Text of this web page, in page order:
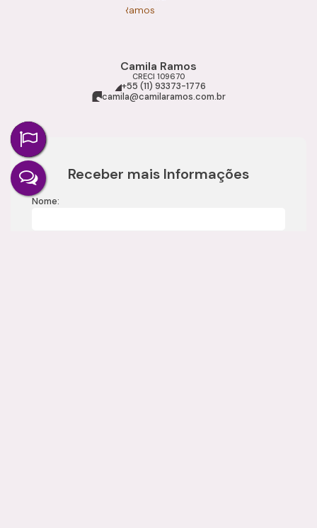
Camila Ramos
CRECI 109670
+55 (11) 93373-1776
camila@camilaramos.com.br
Receber mais Informações
Nome: